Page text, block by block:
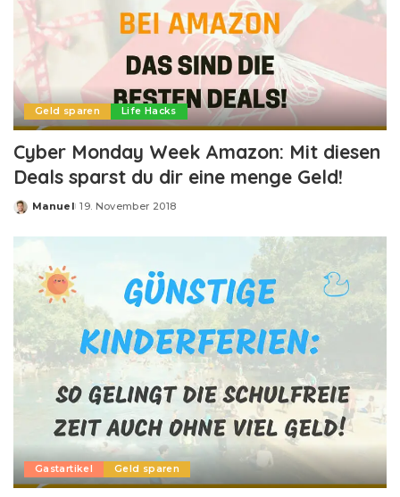
Geld sparen Life Hacks
Cyber Monday Week Amazon: Mit diesen
Deals sparst du dir eine menge Geld!
Posted
Manuel 19. November 2018
Gastartikel Geld sparen